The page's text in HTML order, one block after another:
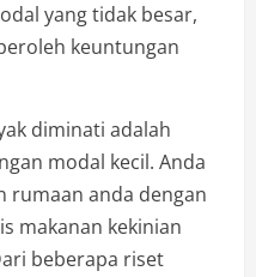
yang tidak besar,
keuntungan
diminati adalah
modal kecil. Anda
rumaan anda dengan
makanan kekinian
beberapa riset